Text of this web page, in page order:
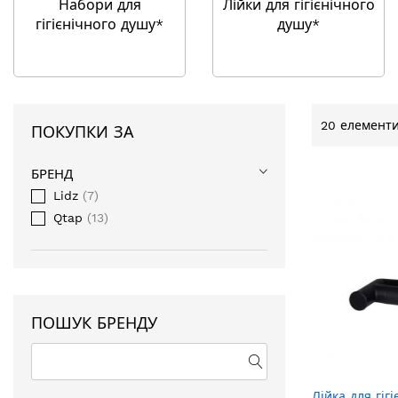
Набори для
гігієнічного душу*
Лійки для гігієнічного
душу*
20
ПОКУПКИ ЗА
БРЕНД
Lidz
7
Qtap
13
ПОШУК БРЕНДУ